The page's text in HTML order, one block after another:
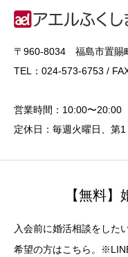
〒960-8034 福島市置賜
TEL：024-573-6753 /
営業時間：10:00〜
定休日：毎週火曜日、第
【無料】
入会前に婚活相談をした
希望の方はこちら。